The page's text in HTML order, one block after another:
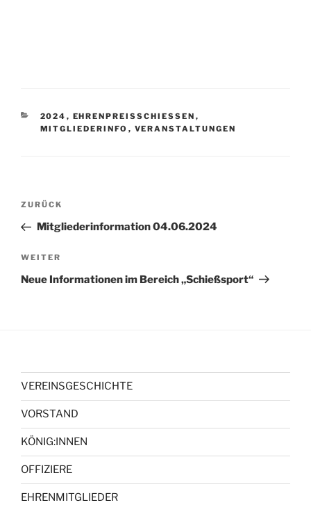
2024 , EHRENPREISSCHIESSEN
,
MITGLIEDERINFO , VERANSTALTUNGEN
ZURÜCK
Mitgliederinformation 04.06.2024
WEITER
Neue Informationen im Bereich „Schießsport“
VEREINSGESCHICHTE
VORSTAND
KÖNIG:INNEN
OFFIZIERE
EHRENMITGLIEDER